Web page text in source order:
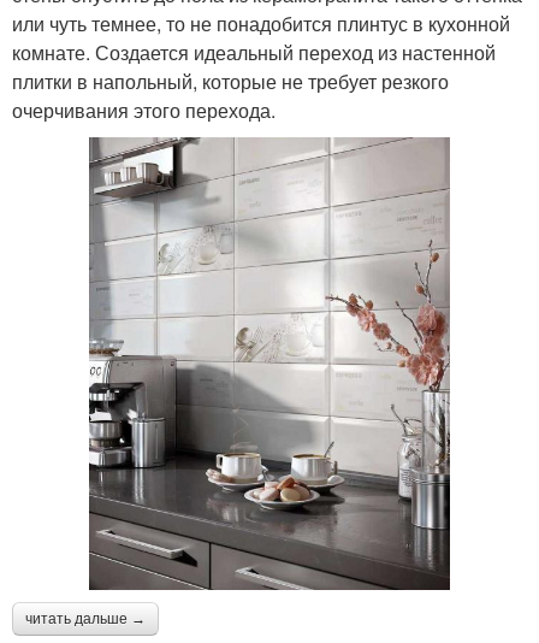
или чуть темнее, то не понадобится плинтус в кухонной
комнате. Создается идеальный переход из настенной
плитки в напольный, которые не требует резкого
очерчивания этого перехода.
читать дальше →